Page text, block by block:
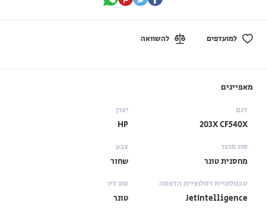
למועדפים להשוואה
מאפיינים
דגם
203X CF540X
יצרן
HP
סוג מוצר
מחסנית טונר
צבע
שחור
טכנולוגיית רזולוציית הדפסה
JetIntelligence
סוג דיו
טונר